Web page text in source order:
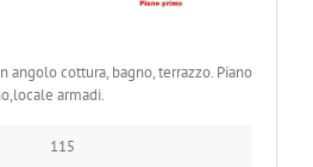
angolo cottura, bagno, terrazzo. Piano
armadi.
115